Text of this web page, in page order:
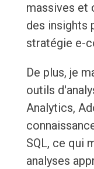
massives et
des insights
stratégie e-
De plus, je
outils
Analytics,
SQL, ce qui
analyses